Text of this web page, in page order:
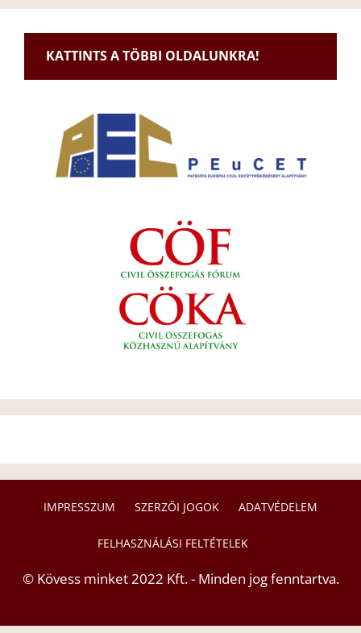
KATTINTS A TÖBBI OLDALUNKRA!
IMPRESSZUM SZERZŐI JOGOK ADATVÉDELEM
FELHASZNÁLÁSI FELTÉTELEK
© Kövess minket 2022 Kft. - Minden jog fenntartva.